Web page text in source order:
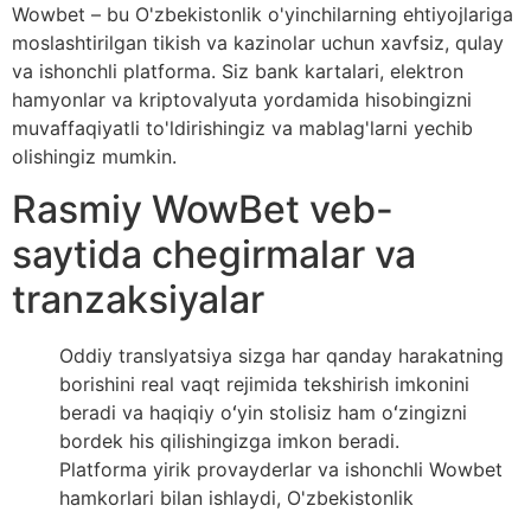
Wowbet – bu O'zbekistonlik o'yinchilarning ehtiyojlariga
moslashtirilgan tikish va kazinolar uchun xavfsiz, qulay
va ishonchli platforma. Siz bank kartalari, elektron
hamyonlar va kriptovalyuta yordamida hisobingizni
muvaffaqiyatli to'ldirishingiz va mablag'larni yechib
olishingiz mumkin.
Rasmiy WowBet veb-
saytida chegirmalar va
tranzaksiyalar
Oddiy translyatsiya sizga har qanday harakatning
borishini real vaqt rejimida tekshirish imkonini
beradi va haqiqiy oʻyin stolisiz ham oʻzingizni
bordek his qilishingizga imkon beradi.
Platforma yirik provayderlar va ishonchli Wowbet
hamkorlari bilan ishlaydi, O'zbekistonlik